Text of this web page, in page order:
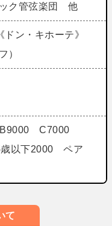
ク管弦楽団 他
ン・キホーテ》
）
C7000
以下2000 ペア
て